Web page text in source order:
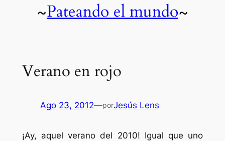
~Pateando el mundo~
Verano en rojo
Ago 23, 2012—porJesús Lens
¡Ay, aquel verano del 2010! Igual que uno